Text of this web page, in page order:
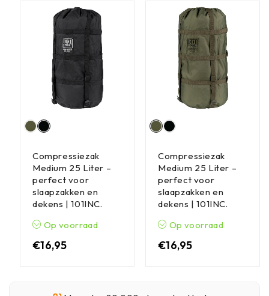
Compressiezak
Medium 25 Liter –
perfect voor
slaapzakken en
dekens | 101INC.
Op voorraad
€16,95
Compressiezak
Medium 25 Liter –
perfect voor
slaapzakken en
dekens | 101INC.
Op voorraad
€16,95